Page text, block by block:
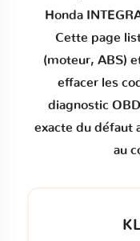
Honda
Cette page
(moteur, ABS)
effacer les
diagnostic
exacte du défaut
au